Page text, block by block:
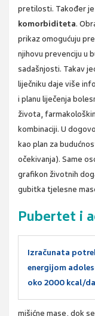
pretilosti. Također
komorbiditeta.
prikaz omogućuju
njihovu prevenciju u
sadašnjosti. Takav
liječniku daje više
i planu liječenja
života,
kombinaciji. U
kao plan za
očekivanja). Same
grafikon životnih
gubitka tjelesne
Pubertet i
Izračunata
energijom
oko 2000 kcal/
mišićne mase, dok